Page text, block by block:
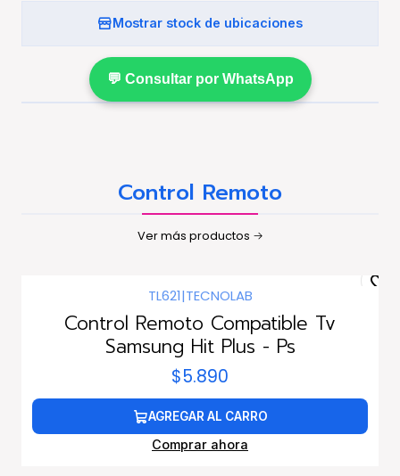
Mostrar stock de ubicaciones
💬 Consultar por WhatsApp
Control Remoto
Ver más productos
TL621|TECNOLAB
Control Remoto Compatible Tv
Samsung Hit Plus - Ps
$5.890
AGREGAR AL CARRO
Comprar ahora